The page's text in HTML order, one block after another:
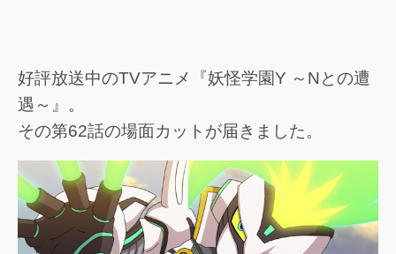
好評放送中のTVアニメ『妖怪学園Y ～Nとの遭
遇～』。
その第62話の場面カットが届きました。